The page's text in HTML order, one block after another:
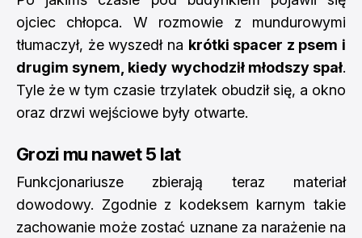
ojciec chłopca. W rozmowie z mundurowymi
tłumaczył, że wyszedł na krótki spacer z psem i
drugim synem, kiedy wychodził młodszy spał.
Tyle że w tym czasie trzylatek obudził się, a okno
oraz drzwi wejściowe były otwarte.
Grozi mu nawet 5 lat
Funkcjonariusze zbierają teraz materiał
dowodowy. Zgodnie z kodeksem karnym takie
zachowanie może zostać uznane za narażenie na